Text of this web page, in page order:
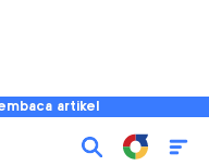
artikel